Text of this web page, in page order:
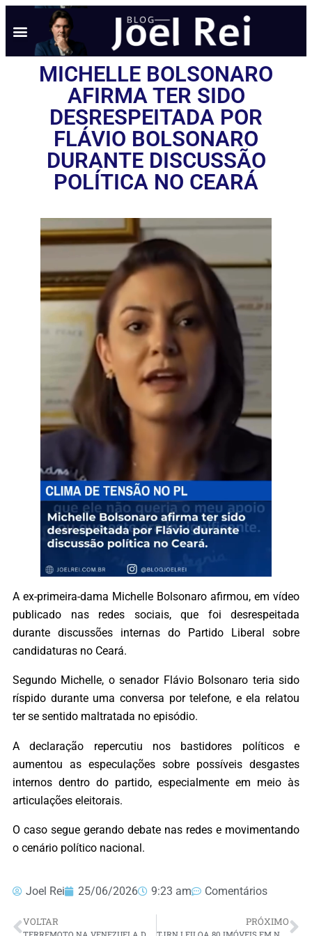
MICHELLE BOLSONARO
AFIRMA TER SIDO
DESRESPEITADA POR
FLÁVIO BOLSONARO
DURANTE DISCUSSÃO
POLÍTICA NO CEARÁ
A ex-primeira-dama Michelle Bolsonaro afirmou, em vídeo
publicado nas redes sociais, que foi desrespeitada
durante discussões internas do Partido Liberal sobre
candidaturas no Ceará.
Segundo Michelle, o senador Flávio Bolsonaro teria sido
ríspido durante uma conversa por telefone, e ela relatou
ter se sentido maltratada no episódio.
A declaração repercutiu nos bastidores políticos e
aumentou as especulações sobre possíveis desgastes
internos dentro do partido, especialmente em meio às
articulações eleitorais.
O caso segue gerando debate nas redes e movimentando
o cenário político nacional.
Joel Rei 25/06/2026 9:23 am Comentários
VOLTAR PRÓXIMO